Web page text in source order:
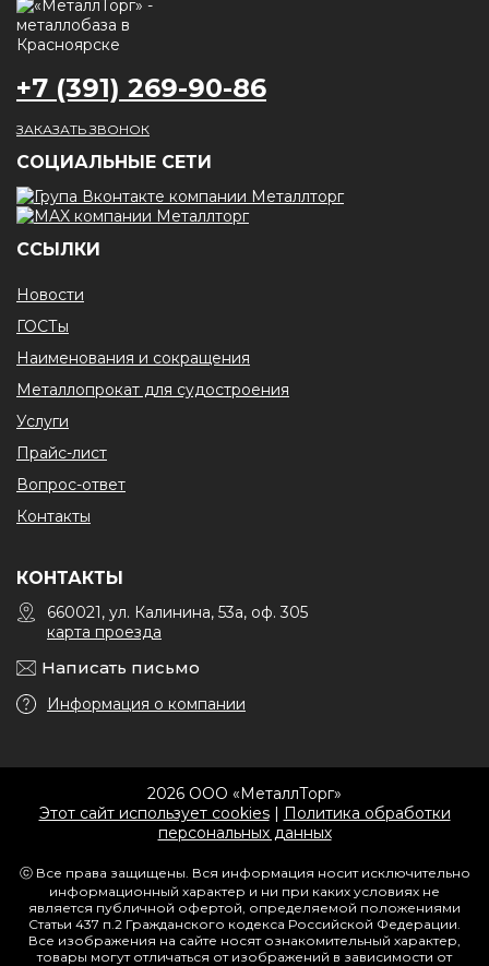
+7 (391) 269-90-86
ЗАКАЗАТЬ ЗВОНОК
CОЦИАЛЬНЫЕ СЕТИ
ССЫЛКИ
Новости
ГОСТы
Наименования и сокращения
Металлопрокат для судостроения
Услуги
Прайс-лист
Вопрос-ответ
Контакты
КОНТАКТЫ
660021, ул. Калинина, 53а, оф. 305
карта проезда
Написать письмо
Информация о компании
2026 ООО «МеталлТорг»
Этот сайт использует cookies| Политика обработки
персональных данных
ⓒ Все права защищены. Вся информация носит исключительно
информационный характер и ни при каких условиях не
является публичной офертой, определяемой положениями
Статьи 437 п.2 Гражданского кодекса Российской Федерации.
Все изображения на сайте носят ознакомительный характер,
товары могут отличаться от изображений в зависимости от